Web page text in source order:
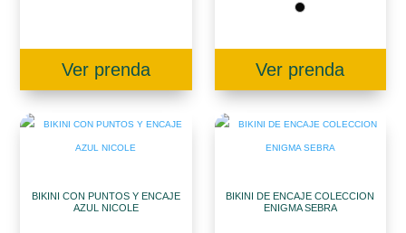
Ver prenda Ver prenda
BIKINI CON PUNTOS Y ENCAJE
AZUL NICOLE
BIKINI DE ENCAJE COLECCION
ENIGMA SEBRA